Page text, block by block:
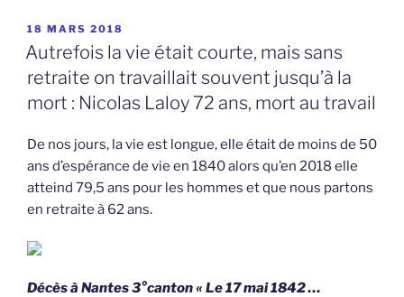
PUBLIÉ
LE
18 MARS 2018
Autrefois la vie était courte, mais sans
retraite on travaillait souvent jusqu’à la
mort : Nicolas Laloy 72 ans, mort au travail
De nos jours, la vie est longue, elle était de moins de 50
ans d’espérance de vie en 1840 alors qu’en 2018 elle
atteind 79,5 ans pour les hommes et que nous partons
en retraite à 62 ans.
Décès à Nantes 3°canton « Le 17 mai 1842 …